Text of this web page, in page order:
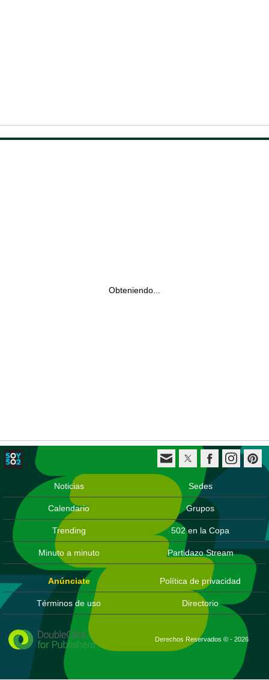
Obteniendo...
Noticias Sedes
Calendario Grupos
Trending 502 en la Copa
Minuto a minuto Partidazo Stream
Anúnciate Política de privacidad
Términos de uso Directorio
Derechos Reservados © - 2026